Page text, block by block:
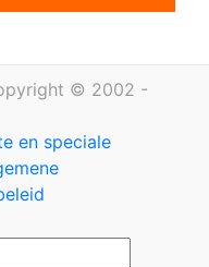
© 2002 -
en speciale